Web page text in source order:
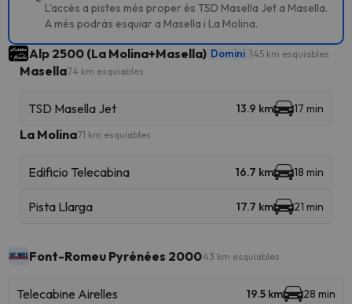
L'accés a pistes més proper és TSD Masella Jet a Masella.
A més podràs esquiar a Masella i La Molina.
Alp 2500 (La Molina+Masella) Domini 145 km esquiables
Masella74 km esquiables
TSD Masella Jet 13.9 km 17 min
La Molina71 km esquiables
Edificio Telecabina 16.7 km 18 min
Pista Llarga 17.7 km 21 min
Font-Romeu Pyrénées 200043 km esquiables
Telecabine Airelles 19.5 km 28 min